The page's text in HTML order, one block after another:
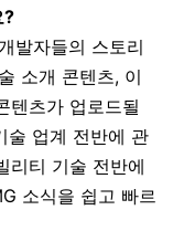
?
발자들의 스토리
소개 콘텐츠, 이
텐츠가 업로드될
술 업계 전반에 관
리티 기술 전반에
소식을 쉽고 빠르